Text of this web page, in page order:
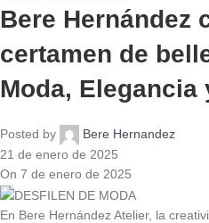
Bere Hernández
certamen de
Moda, Elegancia
Posted by
Bere Hernandez
21 de enero de 2025
On 7 de enero de 2025
En Bere Hernández Atelier, la